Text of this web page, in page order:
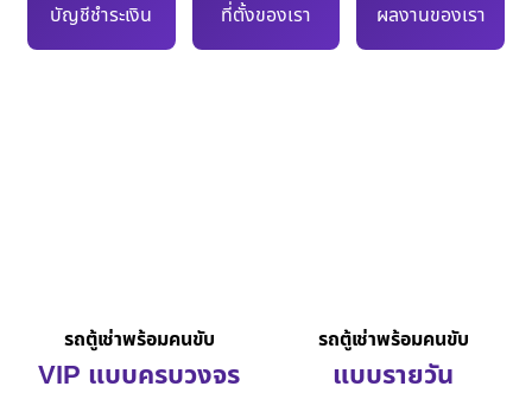
บัญชีชำระเงิน ที่ตั้งของเรา ผลงานของเรา
รถตู้เช่าพร้อมคนขับ
VIP แบบครบวงจร
รถตู้เช่าพร้อมคนขับ
แบบรายวัน